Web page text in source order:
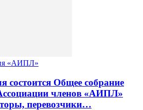
«АИПЛ»
состоится Общее собрание
членов «АИПЛ»
перевозчики…